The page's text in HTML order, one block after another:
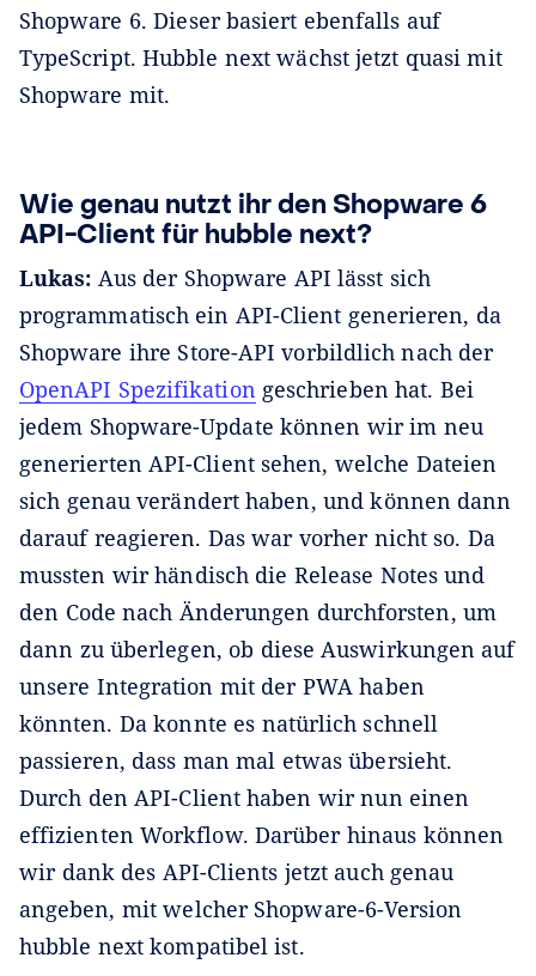
Shopware 6. Dieser basiert ebenfalls auf
TypeScript. Hubble next wächst jetzt quasi mit
Shopware mit.
Wie genau nutzt ihr den Shopware 6
API-Client für hubble next?
Lukas: Aus der Shopware API lässt sich
programmatisch ein API-Client generieren, da
Shopware ihre Store-API vorbildlich nach der
OpenAPI Spezifikation geschrieben hat. Bei
jedem Shopware-Update können wir im neu
generierten API-Client sehen, welche Dateien
sich genau verändert haben, und können dann
darauf reagieren. Das war vorher nicht so. Da
mussten wir händisch die Release Notes und
den Code nach Änderungen durchforsten, um
dann zu überlegen, ob diese Auswirkungen auf
unsere Integration mit der PWA haben
könnten. Da konnte es natürlich schnell
passieren, dass man mal etwas übersieht.
Durch den API-Client haben wir nun einen
effizienten Workflow. Darüber hinaus können
wir dank des API-Clients jetzt auch genau
angeben, mit welcher Shopware-6-Version
hubble next kompatibel ist.